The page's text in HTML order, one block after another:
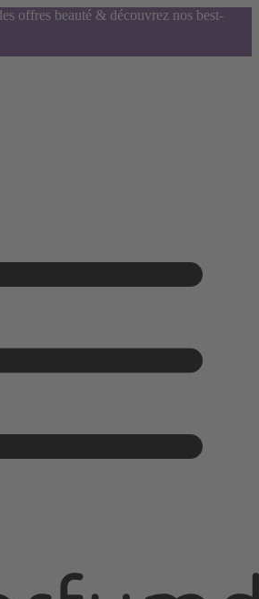
offres beauté & découvrez nos best-